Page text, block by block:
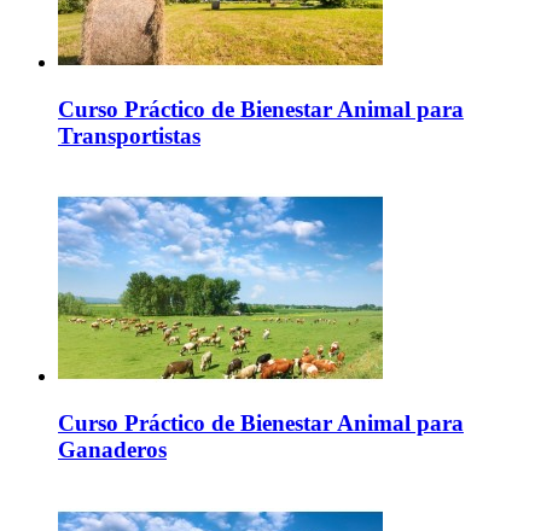
Curso Práctico de Bienestar Animal para
Transportistas
Curso Práctico de Bienestar Animal para
Ganaderos